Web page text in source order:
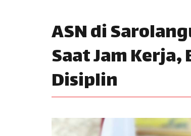
ASN di
Saat Jam Kerja,
Disiplin